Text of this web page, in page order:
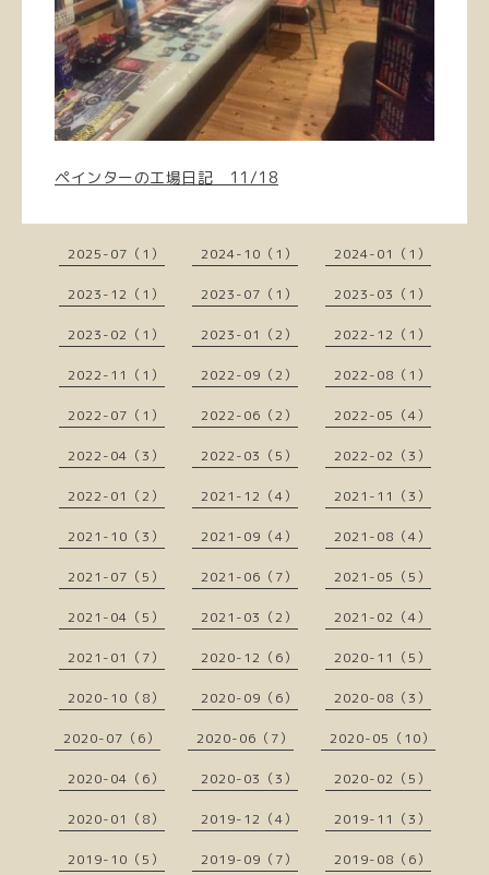
ペインターの工場日記 11/18
2025-07（1） 2024-10（1） 2024-01（1）
2023-12（1） 2023-07（1） 2023-03（1）
2023-02（1） 2023-01（2） 2022-12（1）
2022-11（1） 2022-09（2） 2022-08（1）
2022-07（1） 2022-06（2） 2022-05（4）
2022-04（3） 2022-03（5） 2022-02（3）
2022-01（2） 2021-12（4） 2021-11（3）
2021-10（3） 2021-09（4） 2021-08（4）
2021-07（5） 2021-06（7） 2021-05（5）
2021-04（5） 2021-03（2） 2021-02（4）
2021-01（7） 2020-12（6） 2020-11（5）
2020-10（8） 2020-09（6） 2020-08（3）
2020-07（6） 2020-06（7） 2020-05（10）
2020-04（6） 2020-03（3） 2020-02（5）
2020-01（8） 2019-12（4） 2019-11（3）
2019-10（5） 2019-09（7） 2019-08（6）